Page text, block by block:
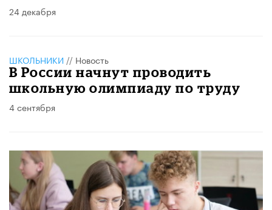
24 декабря
ШКОЛЬНИКИ // Новость
В России начнут проводить
школьную олимпиаду по труду
4 сентября